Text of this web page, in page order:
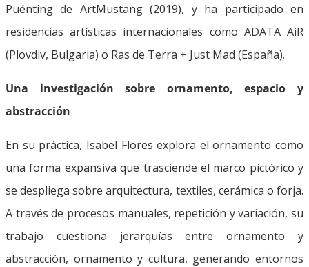
Puénting de ArtMustang (2019), y ha participado en
residencias artísticas internacionales como ADATA AiR
(Plovdiv, Bulgaria) o Ras de Terra + Just Mad (España).
Una investigación sobre ornamento, espacio y
abstracción
En su práctica, Isabel Flores explora el ornamento como
una forma expansiva que trasciende el marco pictórico y
se despliega sobre arquitectura, textiles, cerámica o forja.
A través de procesos manuales, repetición y variación, su
trabajo cuestiona jerarquías entre ornamento y
abstracción, ornamento y cultura, generando entornos